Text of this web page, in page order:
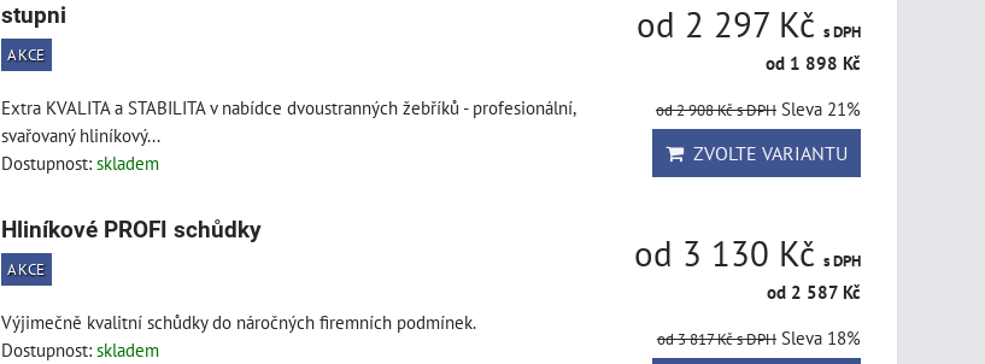
stupni
AKCE
Extra KVALITA a STABILITA v nabídce dvoustranných žebříků - profesionální,
svařovaný hliníkový...
Dostupnost: skladem
od 2 297 Kč s DPH
od 1 898 Kč
od 2 908 Kčs DPH Sleva 21%
ZVOLTE VARIANTU
Hliníkové PROFI schůdky
AKCE
Výjimečně kvalitní schůdky do náročných firemních podmínek.
Dostupnost: skladem
od 3 130 Kč s DPH
od 2 587 Kč
od 3 817 Kčs DPH Sleva 18%